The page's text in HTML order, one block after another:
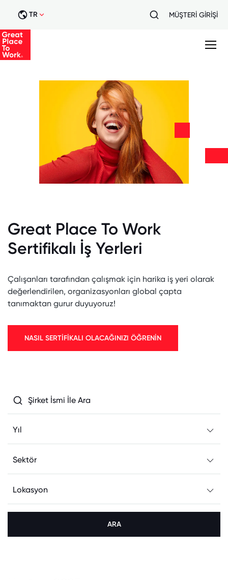
TR MÜŞTERİ GİRİŞİ
Great Place To Work
Sertifikalı İş Yerleri
Çalışanları tarafından çalışmak için harika iş yeri olarak
değerlendirilen, organizasyonları global çapta
tanımaktan gurur duyuyoruz!
NASIL SERTİFİKALI OLACAĞINIZI ÖĞRENİN
ARA